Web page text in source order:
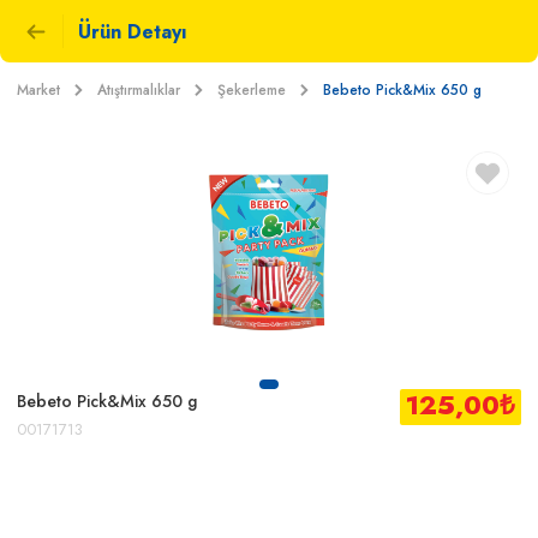
Ürün Detayı
Market Atıştırmalıklar Şekerleme Bebeto Pick&Mix 650 g
Bebeto Pick&Mix 650 g
00171713
125,00₺